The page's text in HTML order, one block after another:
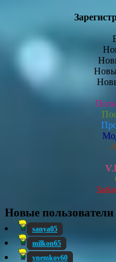
Новые пользователи
sanya05
milkon65
vnemkov60